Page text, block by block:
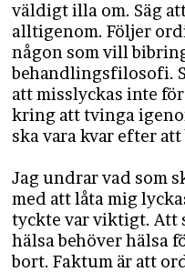
väldigt illa om. Säg
alltigenom. Följer
någon som vill
behandlingsfilosofi.
att misslyckas inte
kring att tvinga
ska vara kvar efter
Jag undrar vad som
med att låta mig
tyckte var viktigt. Att
hälsa behöver hälsa
bort. Faktum är att